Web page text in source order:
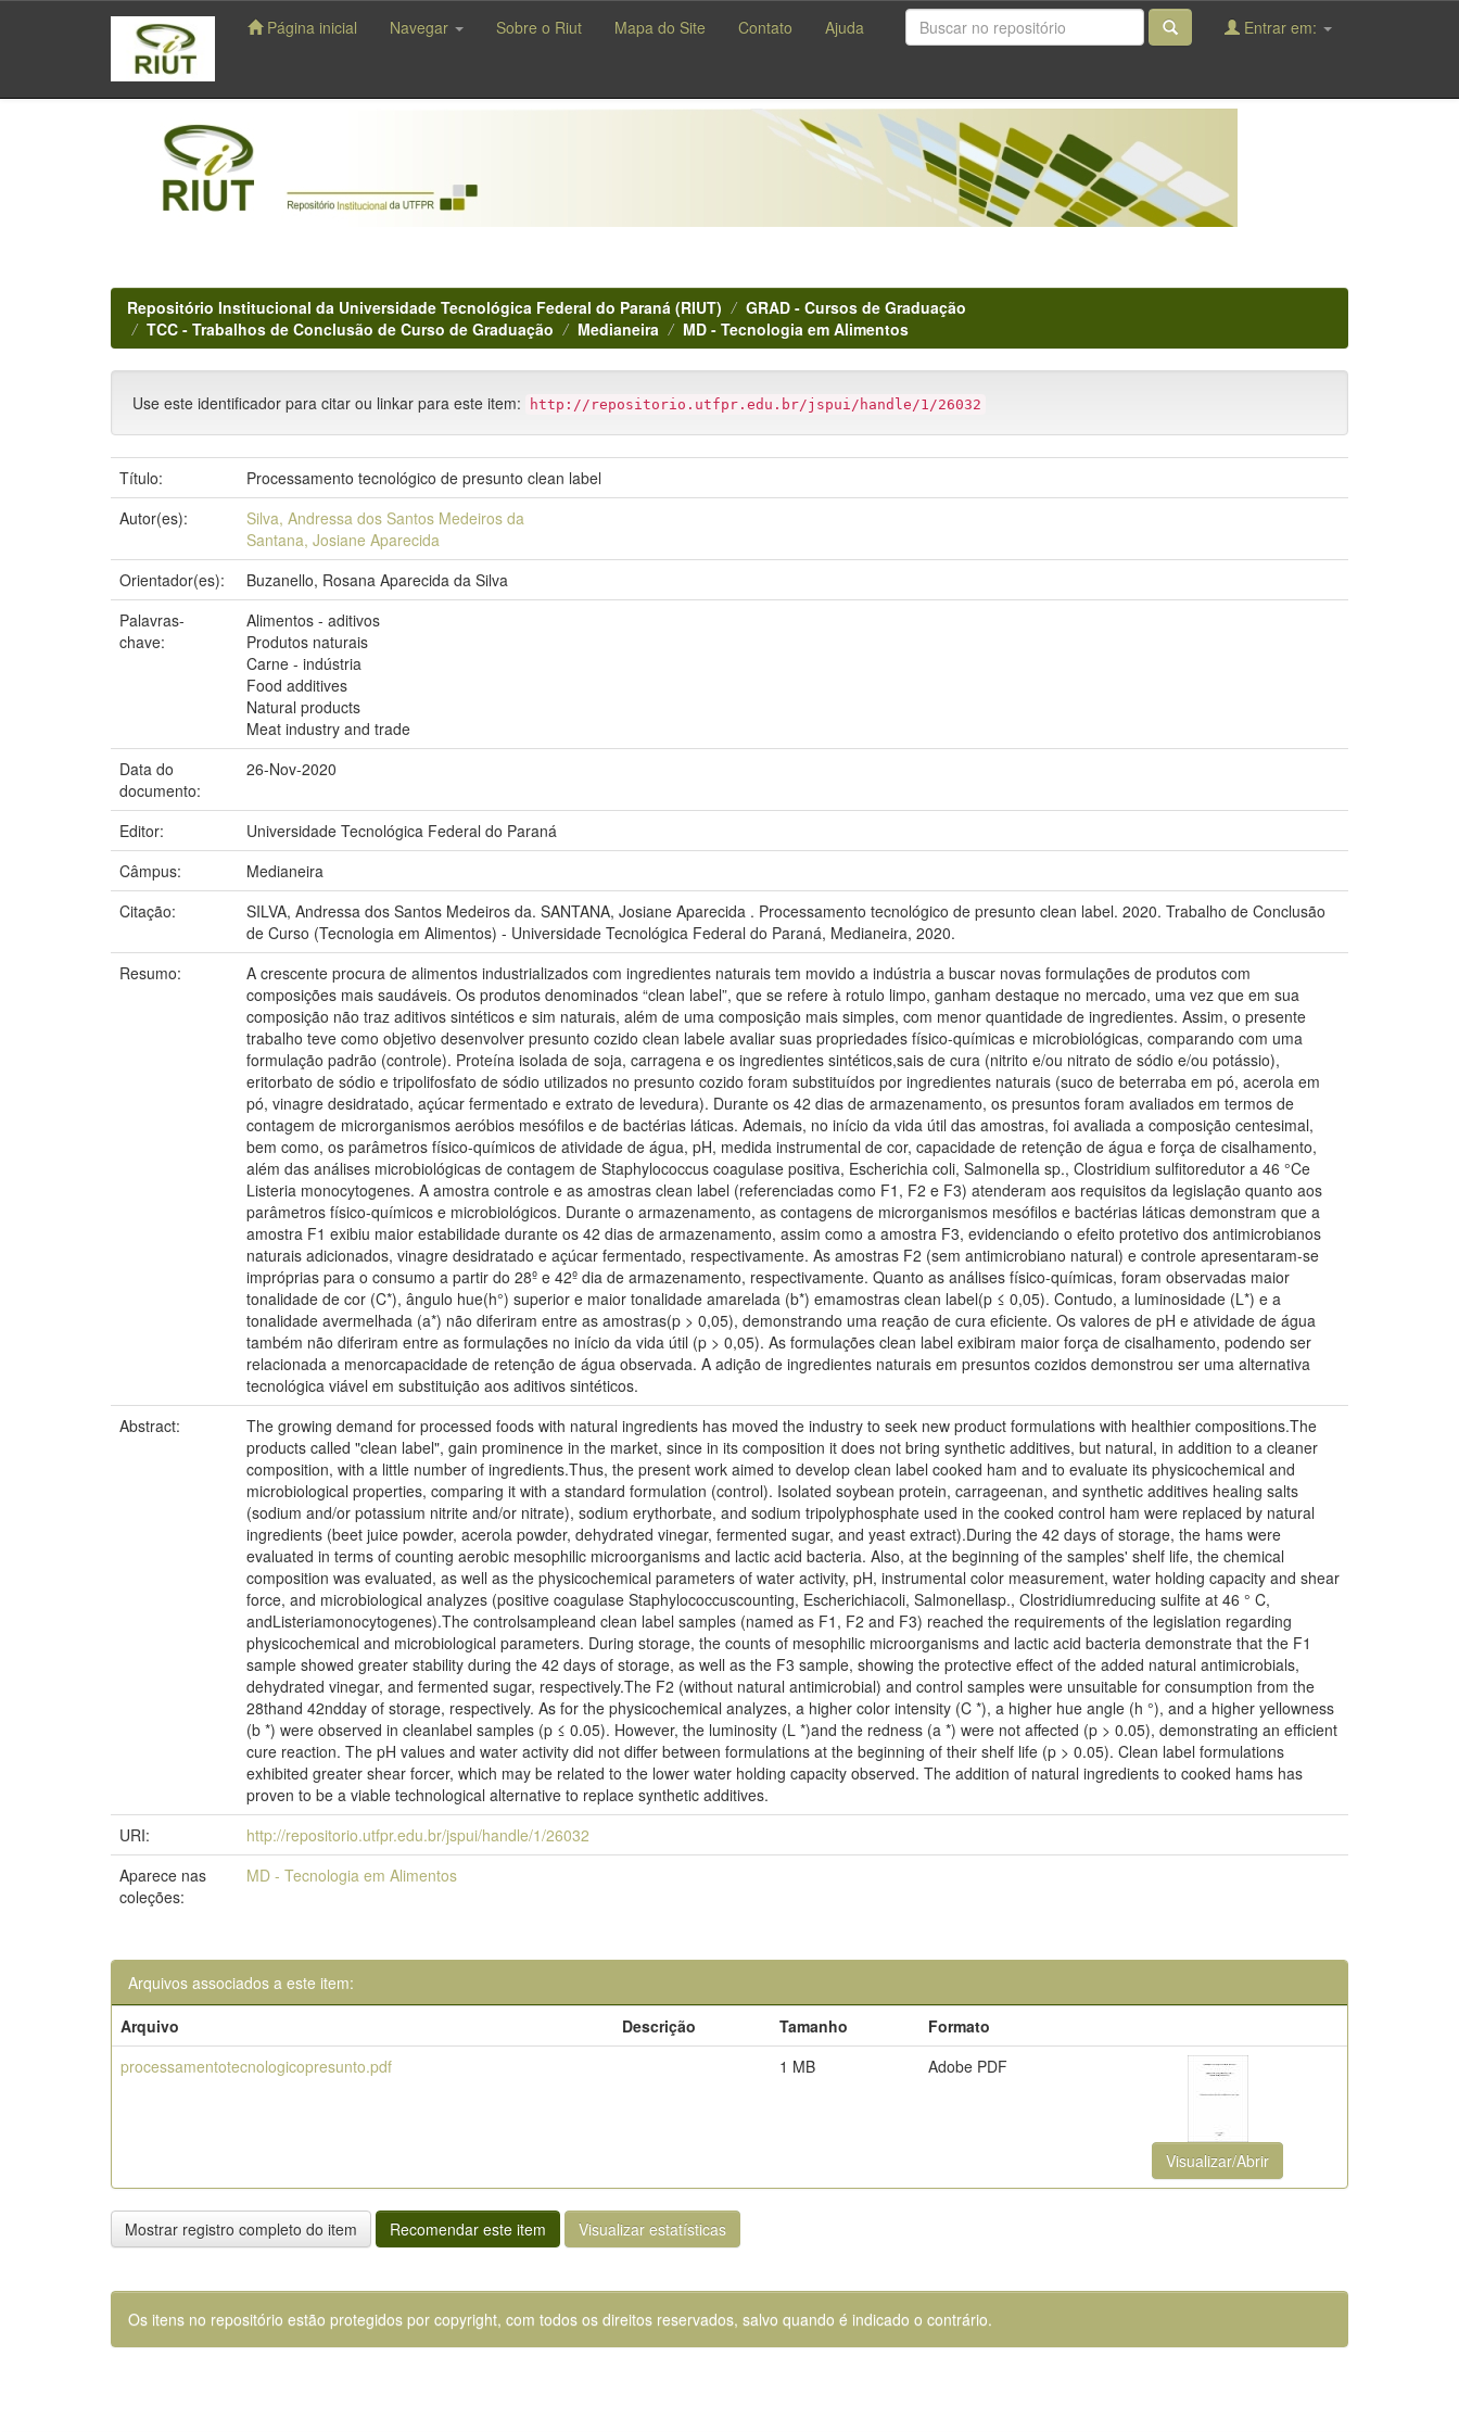
navigation
Página inicial Navegar Sobre o Riut Mapa do Site Contato Ajuda Entrar em:
Repositório Institucional da Universidade Tecnológica Federal do Paraná (RIUT)
GRAD - Cursos de Graduação
TCC - Trabalhos de Conclusão de Curso de Graduação
Medianeira MD - Tecnologia em Alimentos
Use este identificador para citar ou linkar para este item: http://repositorio.utfpr.edu.br/jspui/handle/1/26032
Título:
Processamento tecnológico de presunto clean label
Autor(es):
Silva, Andressa dos Santos Medeiros da
Santana, Josiane Aparecida
Orientador(es):
Buzanello, Rosana Aparecida da Silva
Palavras-
chave:
Alimentos - aditivos
Produtos naturais
Carne - indústria
Food additives
Natural products
Meat industry and trade
Data do
documento:
26-Nov-2020
Editor:
Universidade Tecnológica Federal do Paraná
Câmpus:
Medianeira
Citação:
SILVA, Andressa dos Santos Medeiros da. SANTANA, Josiane Aparecida . Processamento tecnológico de presunto clean label. 2020. Trabalho de Conclusão
de Curso (Tecnologia em Alimentos) - Universidade Tecnológica Federal do Paraná, Medianeira, 2020.
Resumo:
A crescente procura de alimentos industrializados com ingredientes naturais tem movido a indústria a buscar novas formulações de produtos com
composições mais saudáveis. Os produtos denominados “clean label”, que se refere à rotulo limpo, ganham destaque no mercado, uma vez que em sua
composição não traz aditivos sintéticos e sim naturais, além de uma composição mais simples, com menor quantidade de ingredientes. Assim, o presente
trabalho teve como objetivo desenvolver presunto cozido clean labele avaliar suas propriedades físico-químicas e microbiológicas, comparando com uma
formulação padrão (controle). Proteína isolada de soja, carragena e os ingredientes sintéticos,sais de cura (nitrito e/ou nitrato de sódio e/ou potássio),
eritorbato de sódio e tripolifosfato de sódio utilizados no presunto cozido foram substituídos por ingredientes naturais (suco de beterraba em pó, acerola em
pó, vinagre desidratado, açúcar fermentado e extrato de levedura). Durante os 42 dias de armazenamento, os presuntos foram avaliados em termos de
contagem de microrganismos aeróbios mesófilos e de bactérias láticas. Ademais, no início da vida útil das amostras, foi avaliada a composição centesimal,
bem como, os parâmetros físico-químicos de atividade de água, pH, medida instrumental de cor, capacidade de retenção de água e força de cisalhamento,
além das análises microbiológicas de contagem de Staphylococcus coagulase positiva, Escherichia coli, Salmonella sp., Clostridium sulfitoredutor a 46 °Ce
Listeria monocytogenes. A amostra controle e as amostras clean label (referenciadas como F1, F2 e F3) atenderam aos requisitos da legislação quanto aos
parâmetros físico-químicos e microbiológicos. Durante o armazenamento, as contagens de microrganismos mesófilos e bactérias láticas demonstram que a
amostra F1 exibiu maior estabilidade durante os 42 dias de armazenamento, assim como a amostra F3, evidenciando o efeito protetivo dos antimicrobianos
naturais adicionados, vinagre desidratado e açúcar fermentado, respectivamente. As amostras F2 (sem antimicrobiano natural) e controle apresentaram-se
impróprias para o consumo a partir do 28º e 42º dia de armazenamento, respectivamente. Quanto as análises físico-químicas, foram observadas maior
tonalidade de cor (C*), ângulo hue(h°) superior e maior tonalidade amarelada (b*) emamostras clean label(p ≤ 0,05). Contudo, a luminosidade (L*) e a
tonalidade avermelhada (a*) não diferiram entre as amostras(p > 0,05), demonstrando uma reação de cura eficiente. Os valores de pH e atividade de água
também não diferiram entre as formulações no início da vida útil (p > 0,05). As formulações clean label exibiram maior força de cisalhamento, podendo ser
relacionada a menorcapacidade de retenção de água observada. A adição de ingredientes naturais em presuntos cozidos demonstrou ser uma alternativa
tecnológica viável em substituição aos aditivos sintéticos.
Abstract:
The growing demand for processed foods with natural ingredients has moved the industry to seek new product formulations with healthier compositions.The
products called "clean label", gain prominence in the market, since in its composition it does not bring synthetic additives, but natural, in addition to a cleaner
composition, with a little number of ingredients.Thus, the present work aimed to develop clean label cooked ham and to evaluate its physicochemical and
microbiological properties, comparing it with a standard formulation (control). Isolated soybean protein, carrageenan, and synthetic additives healing salts
(sodium and/or potassium nitrite and/or nitrate), sodium erythorbate, and sodium tripolyphosphate used in the cooked control ham were replaced by natural
ingredients (beet juice powder, acerola powder, dehydrated vinegar, fermented sugar, and yeast extract).During the 42 days of storage, the hams were
evaluated in terms of counting aerobic mesophilic microorganisms and lactic acid bacteria. Also, at the beginning of the samples' shelf life, the chemical
composition was evaluated, as well as the physicochemical parameters of water activity, pH, instrumental color measurement, water holding capacity and shear
force, and microbiological analyzes (positive coagulase Staphylococcuscounting, Escherichiacoli, Salmonellasp., Clostridiumreducing sulfite at 46 ° C,
andListeriamonocytogenes).The controlsampleand clean label samples (named as F1, F2 and F3) reached the requirements of the legislation regarding
physicochemical and microbiological parameters. During storage, the counts of mesophilic microorganisms and lactic acid bacteria demonstrate that the F1
sample showed greater stability during the 42 days of storage, as well as the F3 sample, showing the protective effect of the added natural antimicrobials,
dehydrated vinegar, and fermented sugar, respectively.The F2 (without natural antimicrobial) and control samples were unsuitable for consumption from the
28thand 42ndday of storage, respectively. As for the physicochemical analyzes, a higher color intensity (C *), a higher hue angle (h °), and a higher yellowness
(b *) were observed in cleanlabel samples (p ≤ 0.05). However, the luminosity (L *)and the redness (a *) were not affected (p > 0.05), demonstrating an efficient
cure reaction. The pH values and water activity did not differ between formulations at the beginning of their shelf life (p > 0.05). Clean label formulations
exhibited greater shear forcer, which may be related to the lower water holding capacity observed. The addition of natural ingredients to cooked hams has
proven to be a viable technological alternative to replace synthetic additives.
URI:
http://repositorio.utfpr.edu.br/jspui/handle/1/26032
Aparece nas
coleções:
MD - Tecnologia em Alimentos
Arquivos associados a este item:
Arquivo
Descrição Tamanho
Formato
processamentotecnologicopresunto.pdf
1 MB Adobe PDF
Visualizar/Abrir
Mostrar registro completo do item Recomendar este item Visualizar estatísticas
Os itens no repositório estão protegidos por copyright, com todos os direitos reservados, salvo quando é indicado o contrário.